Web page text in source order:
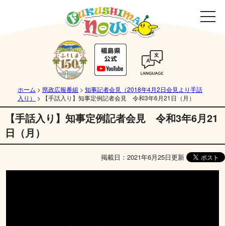
ホーム > 県政広報番組 > 知事記者会見（2018年4月2日会見より手話
入り）
> 【手話入り】知事定例記者会見 令和3年6月21日（月）
【手話入り】知事定例記者会見 令和3年6月21
日（月）
掲載日：2021年6月25日更新